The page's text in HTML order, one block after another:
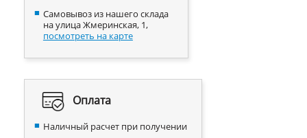
Самовывоз из нашего склада
на улица Жмеринская, 1,
посмотреть на карте
Оплата
Наличный расчет при получении